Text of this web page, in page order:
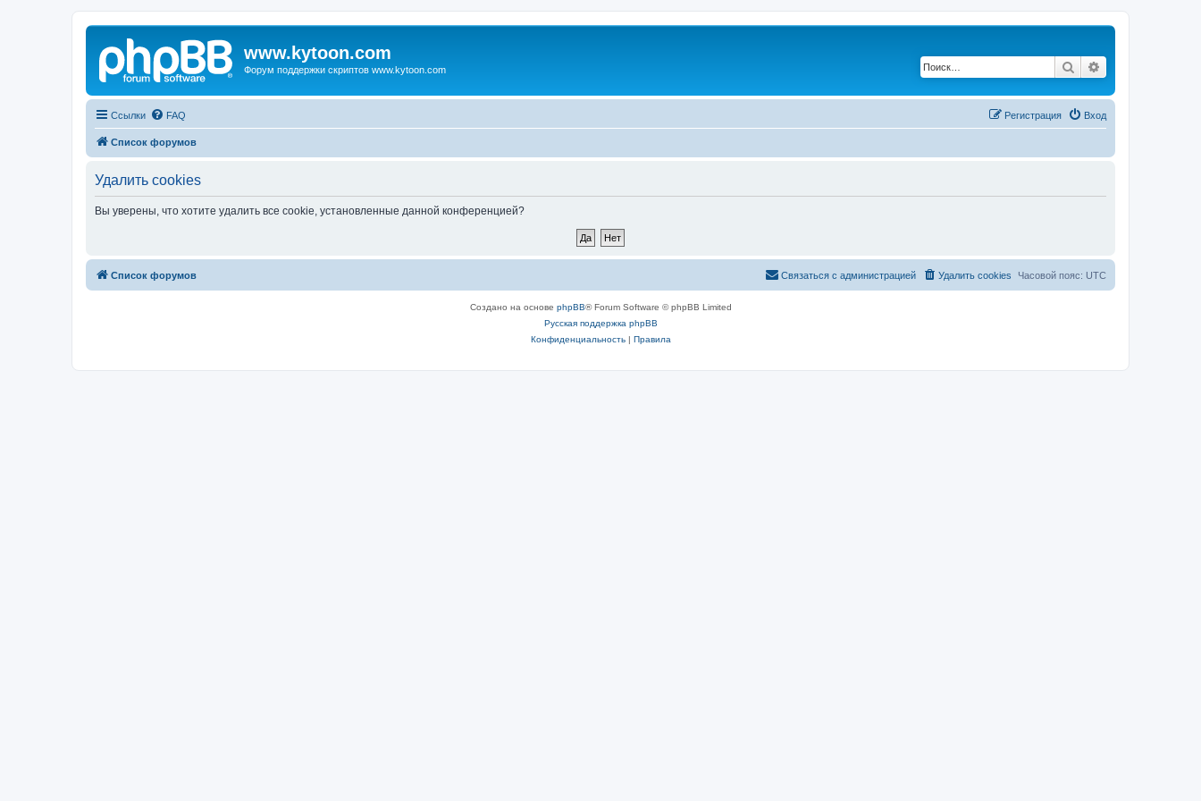
www.kytoon.com
Форум поддержки скриптов www.kytoon.com Поиск
Ссылки FAQ Вход
Регистрация
Список форумов
Удалить cookies
Вы уверены, что хотите удалить все cookie, установленные данной конференцией?
Список форумов Часовой пояс: UTC
Удалить cookies
Связаться с администрацией
Создано на основе phpBB® Forum Software © phpBB Limited
Русская поддержка phpBB
Конфиденциальность| Правила